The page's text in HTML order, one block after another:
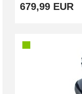
679,99 EUR